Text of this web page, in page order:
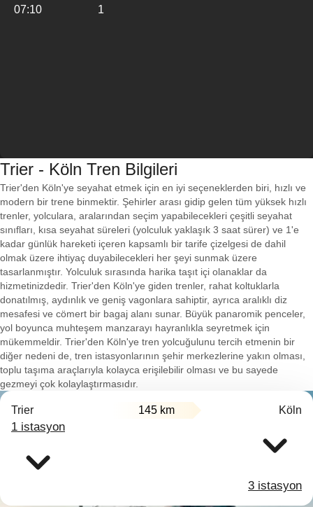
07:10 1
Trier - Köln Tren Bilgileri
Trier'den Köln'ye seyahat etmek için en iyi seçeneklerden biri, hızlı ve
modern bir trene binmektir. Şehirler arası gidip gelen tüm yüksek hızlı
trenler, yolculara, aralarından seçim yapabilecekleri çeşitli seyahat
sınıfları, kısa seyahat süreleri (yolculuk yaklaşık 3 saat sürer) ve 1'e
kadar günlük hareketi içeren kapsamlı bir tarife çizelgesi de dahil
olmak üzere ihtiyaç duyabilecekleri her şeyi sunmak üzere
tasarlanmıştır. Yolculuk sırasında harika taşıt içi olanaklar da
hizmetinizdedir. Trier'den Köln'ye giden trenler, rahat koltuklarla
donatılmış, aydınlık ve geniş vagonlara sahiptir, ayrıca aralıklı diz
mesafesi ve cömert bir bagaj alanı sunar. Büyük panaromik penceler,
yol boyunca muhteşem manzarayı hayranlıkla seyretmek için
mükemmeldir. Trier'den Köln'ye tren yolcuğulunu tercih etmenin bir
diğer nedeni de, tren istasyonlarının şehir merkezlerine yakın olması,
toplu taşıma araçlarıyla kolayca erişilebilir olması ve bu sayede
gezmeyi çok kolaylaştırmasıdır.
Trier 145 km Köln
1 istasyon
3 istasyon